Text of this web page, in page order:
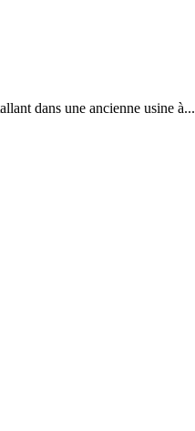
dans une ancienne usine à...